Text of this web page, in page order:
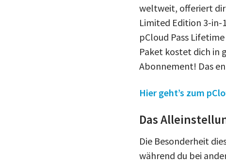
weltweit, offeriert dir
Limited Edition 3-in-
pCloud Pass
Paket kostet dich in
Abonnement! Das
Hier geht’s zum
Das
Die Besonderheit
während du bei